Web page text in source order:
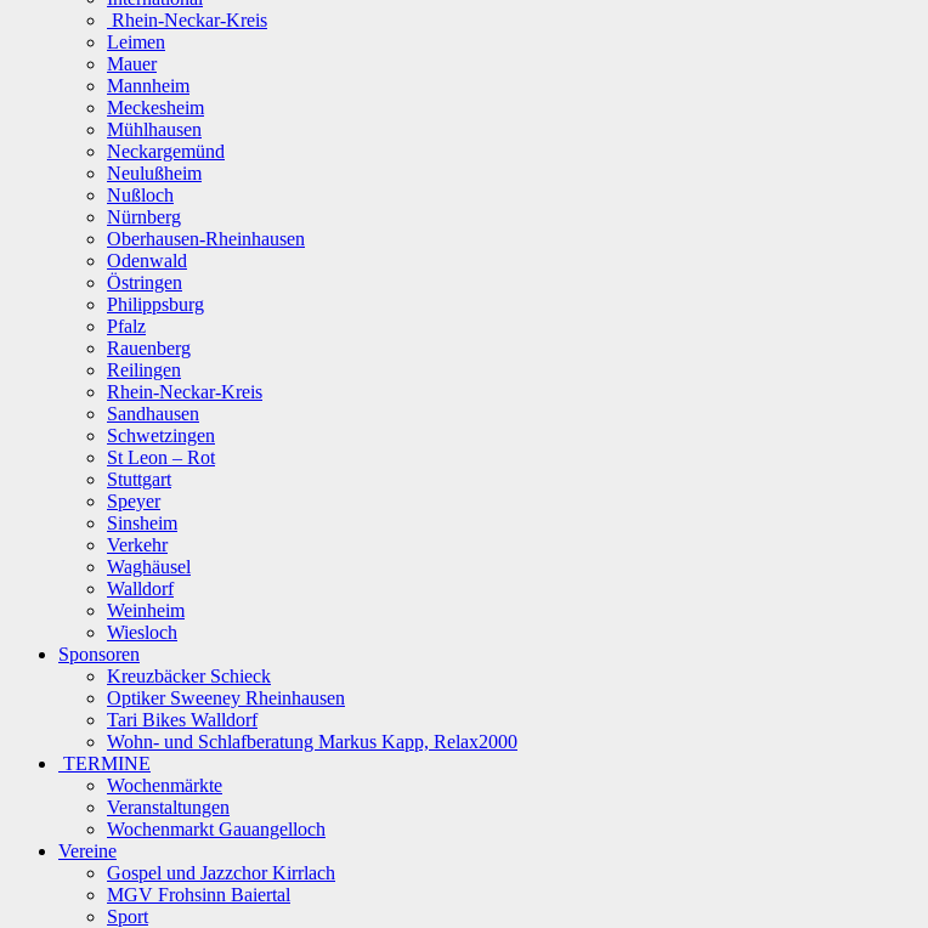
Rhein-Neckar-Kreis
Leimen
Mauer
Mannheim
Meckesheim
Mühlhausen
Neckargemünd
Neulußheim
Nußloch
Nürnberg
Oberhausen-Rheinhausen
Odenwald
Östringen
Philippsburg
Pfalz
Rauenberg
Reilingen
Rhein-Neckar-Kreis
Sandhausen
Schwetzingen
St Leon – Rot
Stuttgart
Speyer
Sinsheim
Verkehr
Waghäusel
Walldorf
Weinheim
Wiesloch
Sponsoren
Kreuzbäcker Schieck
Optiker Sweeney Rheinhausen
Tari Bikes Walldorf
Wohn- und Schlafberatung Markus Kapp, Relax2000
TERMINE
Wochenmärkte
Veranstaltungen
Wochenmarkt Gauangelloch
Vereine
Gospel und Jazzchor Kirrlach
MGV Frohsinn Baiertal
Sport